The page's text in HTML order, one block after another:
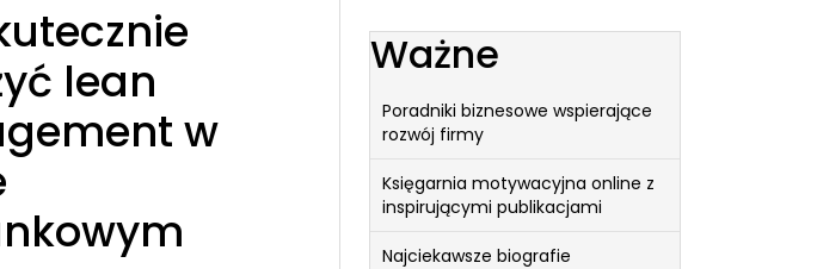
lean
w
Ważne
Poradniki biznesowe wspierające
rozwój firmy
Księgarnia motywacyjna online z
inspirującymi publikacjami
Najciekawsze biografie